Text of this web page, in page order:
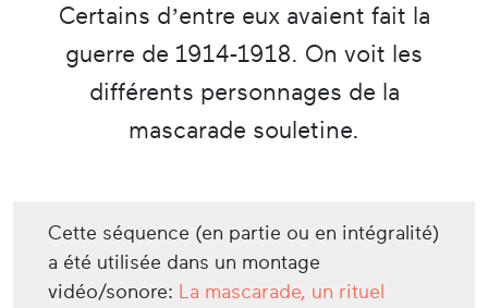
Certains d’entre eux avaient fait la
guerre de 1914-1918. On voit les
différents personnages de la
mascarade souletine.
Cette séquence (en partie ou en intégralité)
a été utilisée dans un montage
vidéo/sonore: La mascarade, un rituel